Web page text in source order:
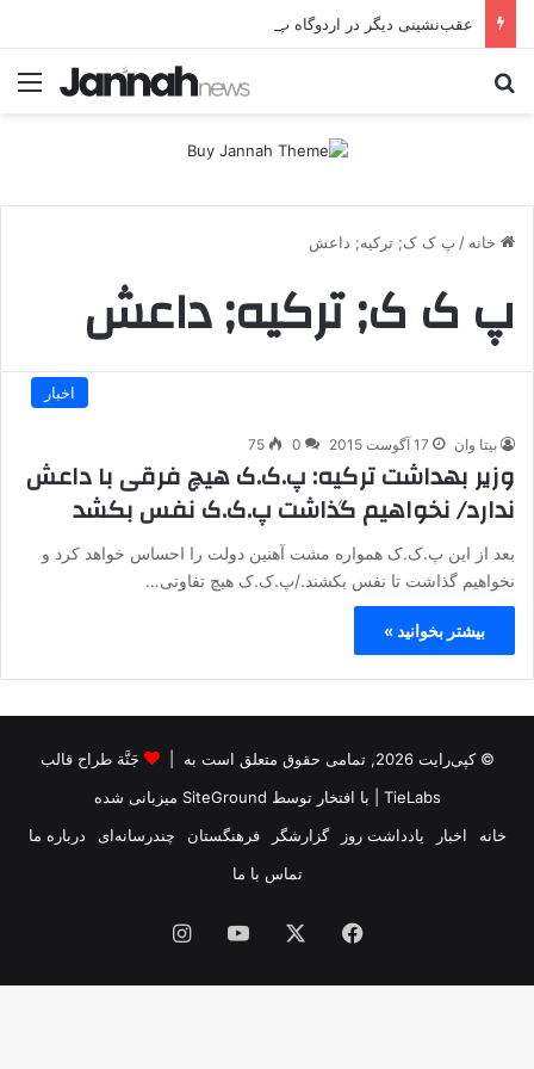
خانه / پ ک ک; ترکیه; داعش
پ ک ک; ترکیه; داعش
اخبار
بیتا وان 17 آگوست 2015 0
75
وزیر بهداشت ترکیه: پ.ک.ک هیچ فرقی با داعش
ندارد/ نخواهیم گذاشت پ.ک.ک نفس بکشد
بعد از این پ.ک.ک همواره مشت آهنین دولت را احساس خواهد کرد و
نخواهیم گذاشت تا نفس بکشند./پ.ک.ک هیچ تفاوتی…
بیشتر بخوانید »
© کپی‌رایت 2026, تمامی حقوق متعلق است به |
جَنَّة طراح قالب
TieLabs | با افتخار توسط SiteGround میزبانی شده
خانه
اخبار یادداشت روز گزارشگر فرهنگستان چندرسانه‌ای
درباره ما
تماس با ما
فیس
بوک
یوتیوب